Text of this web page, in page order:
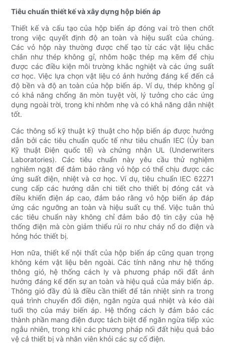
Tiêu chuẩn thiết kế và xây dựng hộp biến áp
Thiết kế và cấu tạo của hộp biến áp đóng vai trò then chốt
trong việc quyết định độ an toàn và hiệu suất của chúng.
Các vỏ hộp này thường được chế tạo từ các vật liệu chắc
chắn như thép không gỉ, nhôm hoặc thép mạ kẽm để chịu
được các điều kiện môi trường khắc nghiệt và các ứng suất
cơ học. Việc lựa chọn vật liệu có ảnh hưởng đáng kể đến cả
độ bền và độ an toàn của hộp biến áp. Ví dụ, thép không gỉ
có khả năng chống ăn mòn tuyệt vời, lý tưởng cho các ứng
dụng ngoài trời, trong khi nhôm nhẹ và có khả năng dẫn nhiệt
tốt.
Các thông số kỹ thuật kỹ thuật cho hộp biến áp được hướng
dẫn bởi các tiêu chuẩn quốc tế như tiêu chuẩn IEC (Ủy ban
Kỹ thuật Điện quốc tế) và chứng nhận UL (Underwriters
Laboratories). Các tiêu chuẩn này yêu cầu thử nghiệm
nghiêm ngặt để đảm bảo rằng vỏ hộp có thể chịu được các
ứng suất điện, nhiệt và cơ học. Ví dụ, tiêu chuẩn IEC 62271
cung cấp các hướng dẫn chi tiết cho thiết bị đóng cắt và
điều khiển điện áp cao, đảm bảo rằng vỏ hộp biến áp đáp
ứng các ngưỡng an toàn và hiệu suất cụ thể. Việc tuân thủ
các tiêu chuẩn này không chỉ đảm bảo độ tin cậy của hệ
thống điện mà còn giảm thiểu rủi ro như cháy nổ do điện và
hỏng hóc thiết bị.
Hơn nữa, thiết kế nội thất của hộp biến áp cũng quan trọng
không kém vật liệu bên ngoài. Các tính năng như hệ thống
thông gió, hệ thống cách ly và phương pháp nối đất ảnh
hưởng đáng kể đến sự an toàn và hiệu quả của máy biến áp.
Thông gió đầy đủ là điều cần thiết để tản nhiệt sinh ra trong
quá trình chuyển đổi điện, ngăn ngừa quá nhiệt và kéo dài
tuổi thọ của máy biến áp. Hệ thống cách ly đảm bảo các
thành phần mang điện được tách biệt để ngăn ngừa tiếp xúc
ngẫu nhiên, trong khi các phương pháp nối đất hiệu quả bảo
vệ cả thiết bị và nhân viên khỏi các sự cố điện.